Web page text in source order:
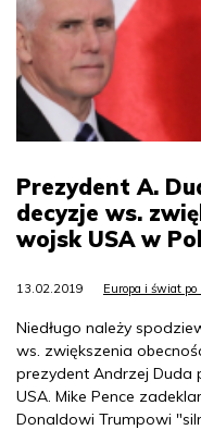
Prezydent A.
decyzje ws.
wojsk USA w
13.02.2019 Europa i świat
Niedługo należy
ws. zwiększenia
prezydent Andrzej Duda
USA. Mike Pence
Donaldowi Trumpowi